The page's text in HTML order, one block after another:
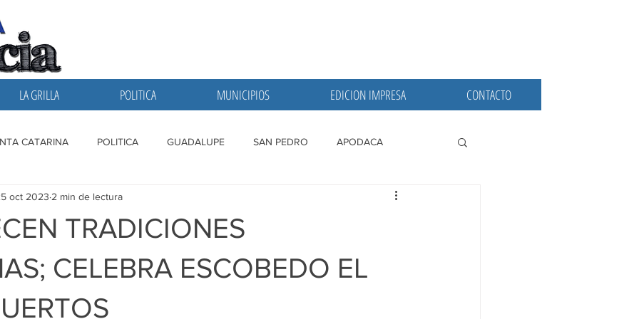
LA GRILLA POLITICA MUNICIPIOS EDICION IMPRESA CONTACTO
CATARINA POLITICA GUADALUPE SAN PEDRO APODACA
GRILLA SAN NICOLAS
TRADICIONES
CELEBRA ESCOBEDO EL
oct 2023 2 min de lectura